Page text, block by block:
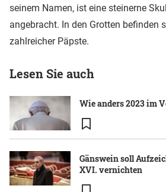
seinem Namen, ist eine steinerne
angebracht. In den Grotten befinden
zahlreicher Päpste.
Lesen Sie auch
Wie anders 2023 im
Gänswein soll
XVI. vernichten